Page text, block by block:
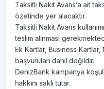
Taksitli Nakit Avans’a ait
özetinde yer alacaktır.
Taksitli Nakit Avans
teslim alınması
Ek Kartlar, Business Kartlar,
başvuruları dahil değildir.
DenizBank kampanya
hakkını saklı tutar.